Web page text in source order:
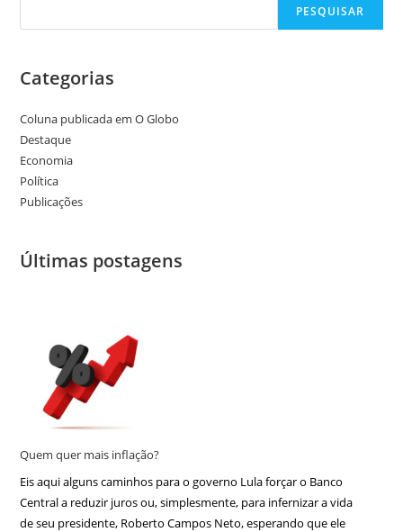
PESQUISAR
Categorias
Coluna publicada em O Globo
Destaque
Economia
Política
Publicações
Últimas postagens
Quem quer mais inflação?
Eis aqui alguns caminhos para o governo Lula forçar o Banco
Central a reduzir juros ou, simplesmente, para infernizar a vida
de seu presidente, Roberto Campos Neto, esperando que ele